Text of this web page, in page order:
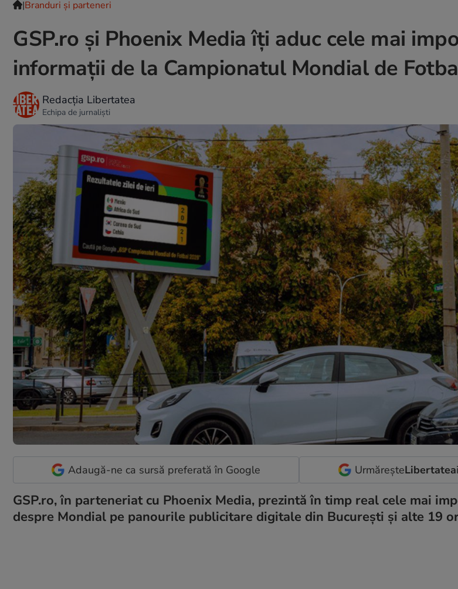
|Branduri și parteneri
GSP.ro și Phoenix Media îți aduc cele mai
informații de la Campionatul Mondial de
Redacția Libertatea
Echipa de jurnaliști
Adaugă-ne ca sursă preferată în Google UrmăreșteLibertatea
GSP.ro, în parteneriat cu Phoenix Media, prezintă în timp real cele mai
despre Mondial pe panourile publicitare digitale din București și alte 19